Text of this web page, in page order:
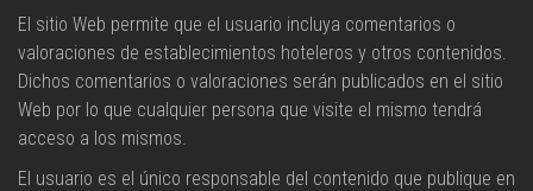
El sitio Web permite que el usuario incluya comentarios o
valoraciones de establecimientos hoteleros y otros contenidos.
Dichos comentarios o valoraciones serán publicados en el sitio
Web por lo que cualquier persona que visite el mismo tendrá
acceso a los mismos.
El usuario es el único responsable del contenido que publique en